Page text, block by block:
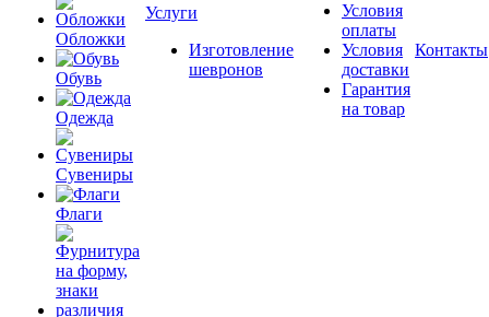
Обложки
Обувь
Одежда
Сувениры
Флаги
Услуги
Изготовление
шевронов
Условия
оплаты
Условия
доставки
Гарантия
на товар
Контакты